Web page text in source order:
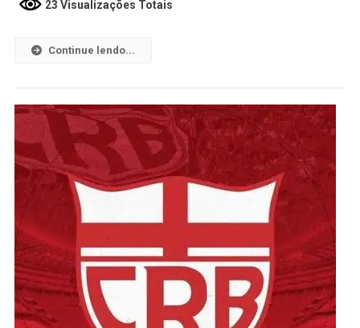
23 Visualizações Totais
Continue lendo...